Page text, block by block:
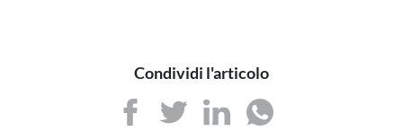
Condividi l'articolo